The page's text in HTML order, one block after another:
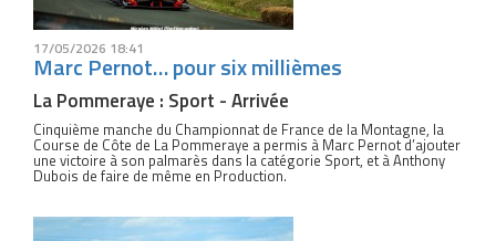
17/05/2026 18:41
Marc Pernot… pour six millièmes
La Pommeraye : Sport - Arrivée
Cinquième manche du Championnat de France de la Montagne, la
Course de Côte de La Pommeraye a permis à Marc Pernot d’ajouter
une victoire à son palmarès dans la catégorie Sport, et à Anthony
Dubois de faire de même en Production.